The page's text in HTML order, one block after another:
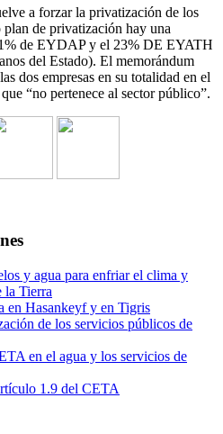
a forzar la privatización de los
de privatización hay una
de EYDAP y el 23% DE EYATH
del Estado). El memorándum
dos empresas en su totalidad en el
“no pertenece al sector público”.
y agua para enfriar el clima y
la Tierra
en Hasankeyf y en Tigris
de los servicios públicos de
en el agua y los servicios de
1.9 del CETA